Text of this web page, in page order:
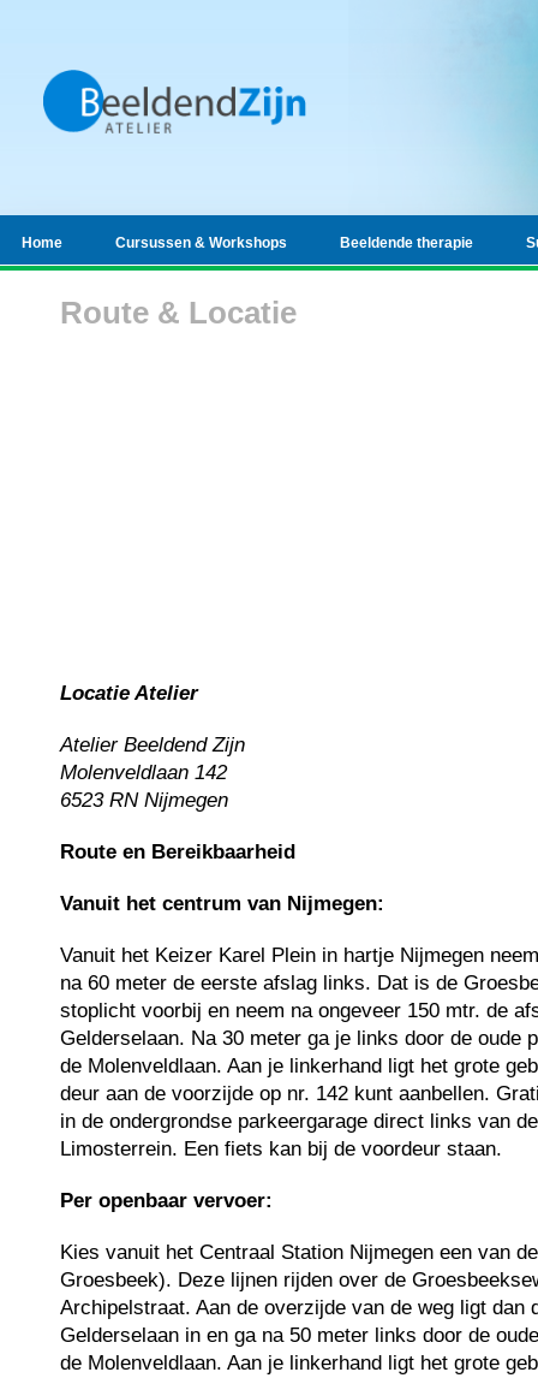
Home Cursussen & Workshops Beeldende therapie
Route & Locatie
Locatie Atelier
Atelier Beeldend Zijn
Molenveldlaan 142
6523 RN Nijmegen
Route en Bereikbaarheid
Vanuit het centrum van Nijmegen:
Vanuit het Keizer Karel Plein in hartje Nijmegen
na 60 meter de eerste afslag links. Dat is de
stoplicht voorbij en neem na ongeveer 150 mtr. de
Gelderselaan. Na 30 meter ga je links door de oude
de Molenveldlaan. Aan je linkerhand ligt het grote
deur aan de voorzijde op nr. 142 kunt aanbellen.
in de ondergrondse parkeergarage direct links van
Limosterrein. Een fiets kan bij de voordeur staan.
Per openbaar vervoer:
Kies vanuit het Centraal Station Nijmegen een van
Groesbeek). Deze lijnen rijden over de
Archipelstraat. Aan de overzijde van de weg ligt dan
Gelderselaan in en ga na 50 meter links door de
de Molenveldlaan. Aan je linkerhand ligt het grote